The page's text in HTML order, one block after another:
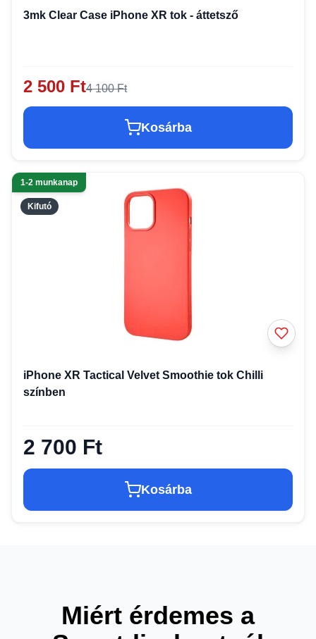
3mk Clear Case iPhone XR tok - áttetsző
2 500 Ft4 100 Ft
Kosárba
Kifutó
1-2 munkanap
iPhone XR Tactical Velvet Smoothie tok Chilli
színben
2 700 Ft
Kosárba
Miért érdemes a